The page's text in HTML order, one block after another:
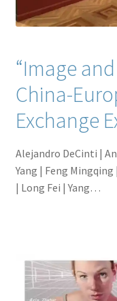
“Image
China-
Exchange
Alejandro DeCinti |
Yang | Feng Mingqing
| Long Fei | Yang…